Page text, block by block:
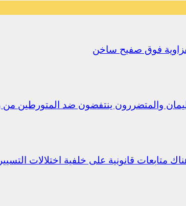
فوق صفيح ساخن
والمتضررون ينتفضون ضد المتورطين